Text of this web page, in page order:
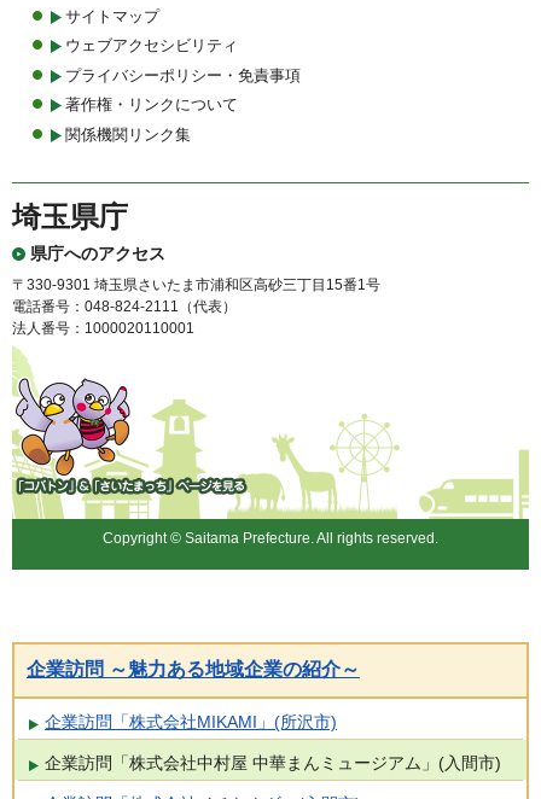
サイトマップ
ウェブアクセシビリティ
プライバシーポリシー・免責事項
著作権・リンクについて
関係機関リンク集
埼玉県庁
県庁へのアクセス
〒330-9301 埼玉県さいたま市浦和区高砂三丁目15番1号
電話番号：048-824-2111（代表）
法人番号：1000020110001
「コバトン」&「さいたまっ
ち」
Copyright © Saitama Prefecture. All rights reserved.
企業訪問 ～魅力ある地域企業の紹介～
企業訪問「株式会社MIKAMI」(所沢市)
企業訪問「株式会社中村屋 中華まんミュージアム」(入間市)